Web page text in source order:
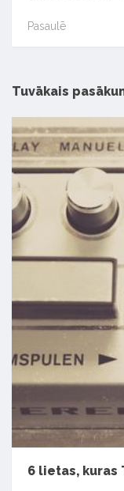
Pasaulē
Tuvākais
6 lietas,